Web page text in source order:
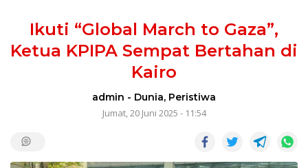
Ikuti “Global March to Gaza”,
Ketua KPIPA Sempat Bertahan di
Kairo
admin - Dunia, Peristiwa
Jumat, 20 Juni 2025 - 11:54